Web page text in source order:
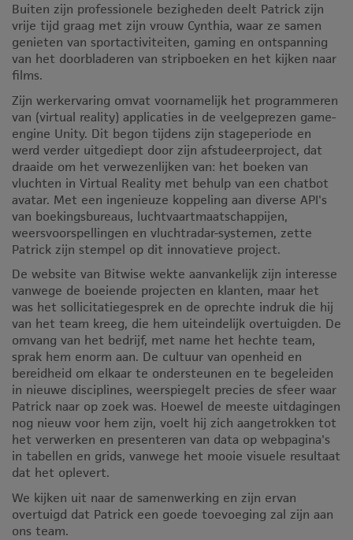
Buiten zijn professionele bezigheden deelt Patrick zijn
vrije tijd graag met zijn vrouw Cynthia, waar ze samen
genieten van sportactiviteiten, gaming en ontspanning
van het doorbladeren van stripboeken en het kijken naar
films.
Zijn werkervaring omvat voornamelijk het programmeren
van (virtual reality) applicaties in de veelgeprezen game-
engine Unity. Dit begon tijdens zijn stageperiode en
werd verder uitgediept door zijn afstudeerproject, dat
draaide om het verwezenlijken van: het boeken van
vluchten in Virtual Reality met behulp van een chatbot
avatar. Met een ingenieuze koppeling aan diverse API's
van boekingsbureaus, luchtvaartmaatschappijen,
weersvoorspellingen en vluchtradar-systemen, zette
Patrick zijn stempel op dit innovatieve project.
De website van Bitwise wekte aanvankelijk zijn interesse
vanwege de boeiende projecten en klanten, maar het
was het sollicitatiegesprek en de oprechte indruk die hij
van het team kreeg, die hem uiteindelijk overtuigden. De
omvang van het bedrijf, met name het hechte team,
sprak hem enorm aan. De cultuur van openheid en
bereidheid om elkaar te ondersteunen en te begeleiden
in nieuwe disciplines, weerspiegelt precies de sfeer waar
Patrick naar op zoek was. Hoewel de meeste uitdagingen
nog nieuw voor hem zijn, voelt hij zich aangetrokken tot
het verwerken en presenteren van data op webpagina's
in tabellen en grids, vanwege het mooie visuele resultaat
dat het oplevert.
We kijken uit naar de samenwerking en zijn ervan
overtuigd dat Patrick een goede toevoeging zal zijn aan
ons team.